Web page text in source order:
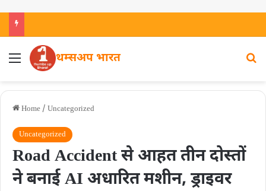
थम्सअप भारत
Home / Uncategorized
Uncategorized
Road Accident से आहत तीन दोस्तों
ने बनाई AI अधारित मशीन, ड्राइवर